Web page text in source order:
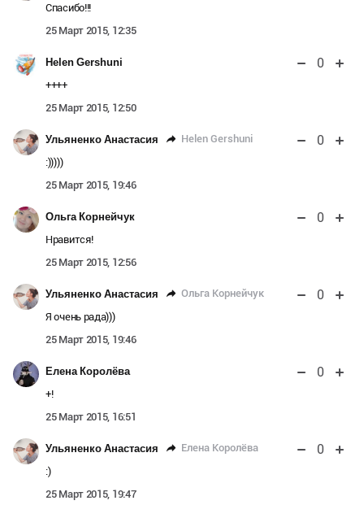
Спасибо!!!
25 Март 2015, 12:35
Helen Gershuni 0
++++
25 Март 2015, 12:50
Ульяненко Анастасия Helen Gershuni 0
:)))))
25 Март 2015, 19:46
Ольга Корнейчук 0
Нравится!
25 Март 2015, 12:56
Ульяненко Анастасия Ольга Корнейчук 0
Я очень рада)))
25 Март 2015, 19:46
Елена Королёва 0
+!
25 Март 2015, 16:51
Ульяненко Анастасия Елена Королёва 0
:)
25 Март 2015, 19:47